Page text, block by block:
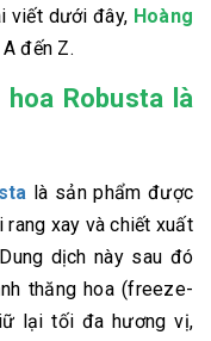
viết dưới đây, Hoàng
đến Z.
Robusta là
là sản phẩm được
xay và chiết xuất
dịch này sau đó
thăng hoa (freeze-
lại tối đa hương vị,